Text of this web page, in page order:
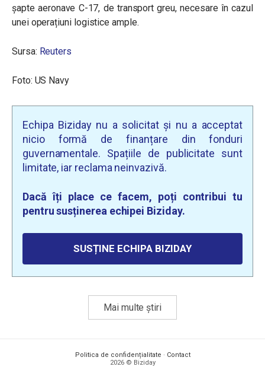
șapte aeronave C-17, de transport greu, necesare în cazul
unei operațiuni logistice ample.
Sursa: Reuters
Foto: US Navy
Echipa Biziday nu a solicitat și nu a acceptat
nicio formă de finanțare din fonduri
guvernamentale. Spațiile de publicitate sunt
limitate, iar reclama neinvazivă.
Dacă îți place ce facem, poți contribui tu
pentru susținerea echipei Biziday.
SUSȚINE ECHIPA BIZIDAY
Mai multe știri
Politica de confidențialitate · Contact
2026 © Biziday